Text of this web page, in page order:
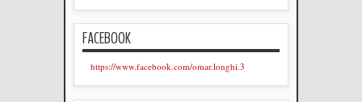
FACEBOOK
https://www.facebook.com/omar.longhi.3